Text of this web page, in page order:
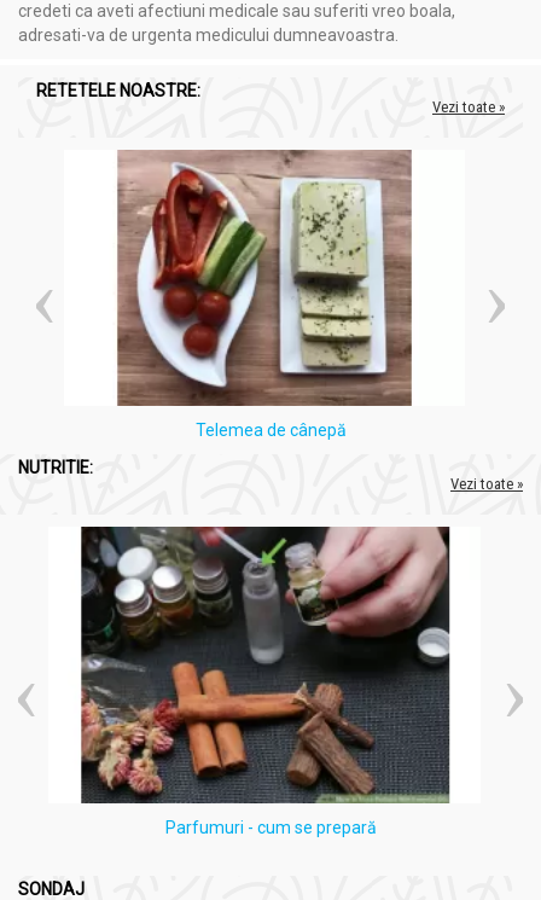
credeti ca aveti afectiuni medicale sau suferiti vreo boala,
adresati-va de urgenta medicului dumneavoastra.
RETETELE NOASTRE:
Vezi toate »
Telemea de cânepă
NUTRITIE:
Vezi toate »
Parfumuri - cum se prepară
SONDAJ